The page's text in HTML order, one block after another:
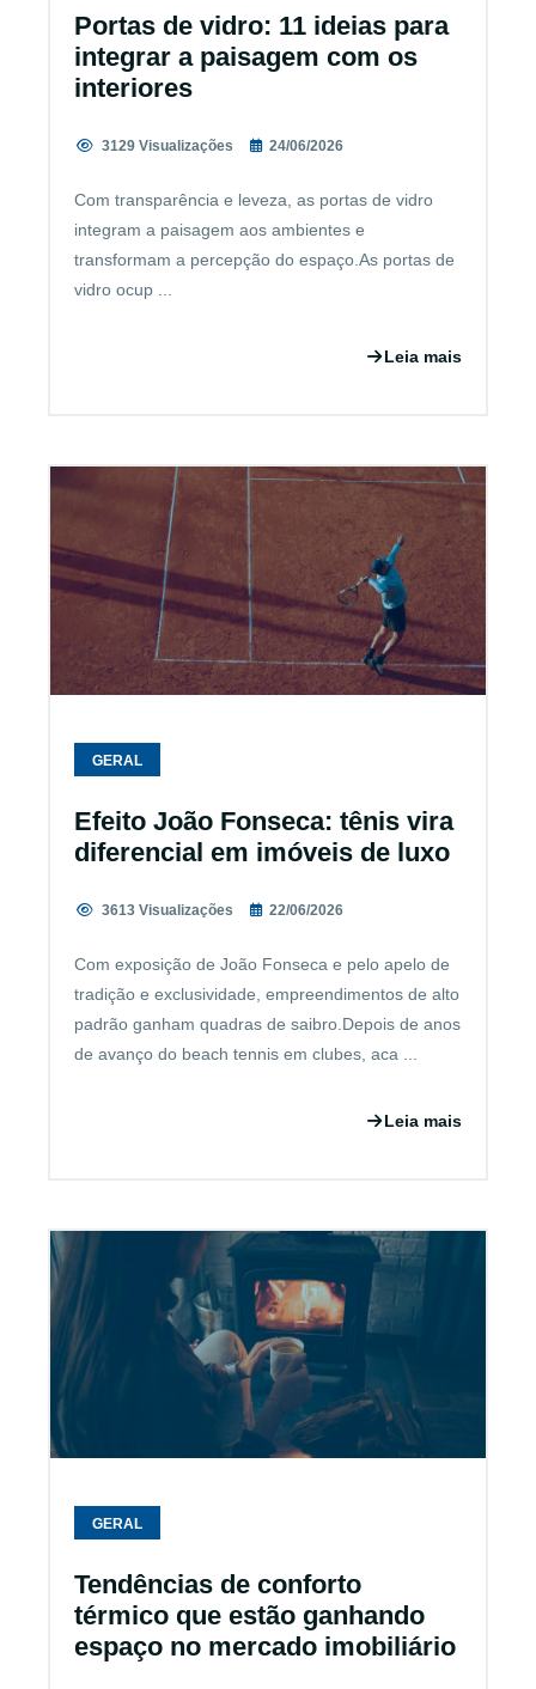
Portas de vidro: 11 ideias para
integrar a paisagem com os
interiores
3129 Visualizações 24/06/2026
Com transparência e leveza, as portas de vidro
integram a paisagem aos ambientes e
transformam a percepção do espaço.As portas de
vidro ocup ...
Leia mais
GERAL
Efeito João Fonseca: tênis vira
diferencial em imóveis de luxo
3613 Visualizações 22/06/2026
Com exposição de João Fonseca e pelo apelo de
tradição e exclusividade, empreendimentos de alto
padrão ganham quadras de saibro.Depois de anos
de avanço do beach tennis em clubes, aca ...
Leia mais
GERAL
Tendências de conforto
térmico que estão ganhando
espaço no mercado imobiliário